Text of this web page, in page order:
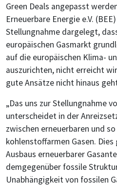
Green Deals angepasst
Erneuerbare Energie e.V.
Stellungnahme dargelegt,
europäischen Gasmarkt
auf die europäischen Klima-
auszurichten, nicht erreicht
gute Ansätze nicht hinaus
„Das uns zur Stellungnahme
unterscheidet in der
zwischen erneuerbaren und
kohlenstoffarmen Gasen.
Ausbaus erneuerbarer
demgegenüber fossile
Unabhängigkeit von fossilen